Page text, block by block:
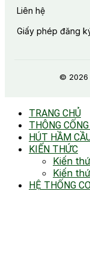
Liên hệ
Giấy phép đăng
© 2026
TRANG CHỦ
THÔNG
HÚT HẦM
KIẾN THỨC
Kiến
Kiến
HỆ THỐNG